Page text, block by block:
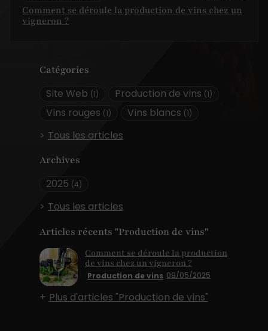
Catégories
Site Web (1) Production de vins (1)
Vins rouges (1) Vins blancs (1)
Tous les articles
Archives
2025 (4)
Tous les articles
Articles récents "Production de vins"
Production de vins 09/05/2025
Comment se déroule la production
de vins chez un vigneron ?
Plus d'articles "Production de vins"
Comment se déroule la production de vins chez un
vigneron ?